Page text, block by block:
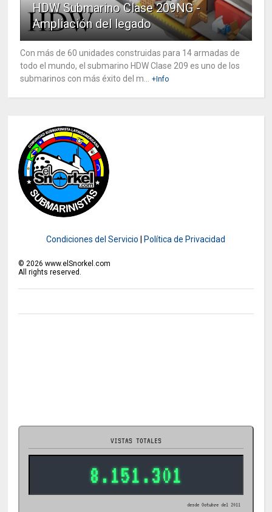
HDW Submarino Clase 209NG -
Ampliación del legado
Con más de 60 unidades construidas para 14 armadas de
todo el mundo, el submarino HDW Clase 209 es uno de los
submarinos con más éxito del m... +Info
Condiciones del Servicio Política de Privacidad
©2026 www.elSnorkel.com
All rights reserved.
VISTAS TOTALES
8.151.301
desde Octubre del 2011